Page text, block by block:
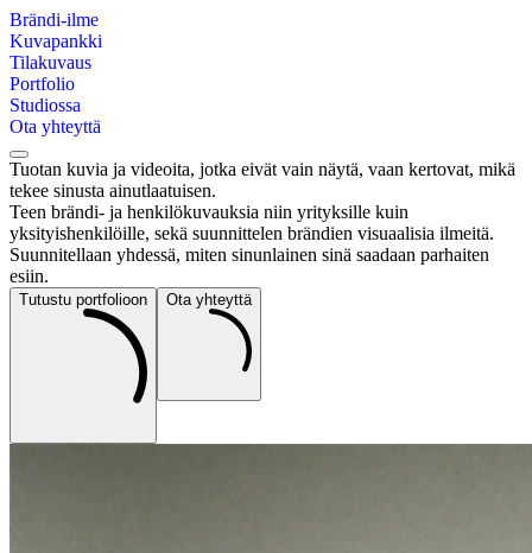
Brändi-ilme
Kuvapankki
Tilakuvaus
Portfolio
Studiossa
Ota yhteyttä
Tuotan kuvia ja videoita, jotka eivät vain näytä, vaan kertovat, mikä
tekee sinusta ainutlaatuisen.
Teen brändi- ja henkilökuvauksia niin yrityksille kuin
yksityishenkilöille, sekä suunnittelen brändien visuaalisia ilmeitä.
Suunnitellaan yhdessä, miten sinunlainen sinä saadaan parhaiten
esiin.
Tutustu portfolioon Ota yhteyttä